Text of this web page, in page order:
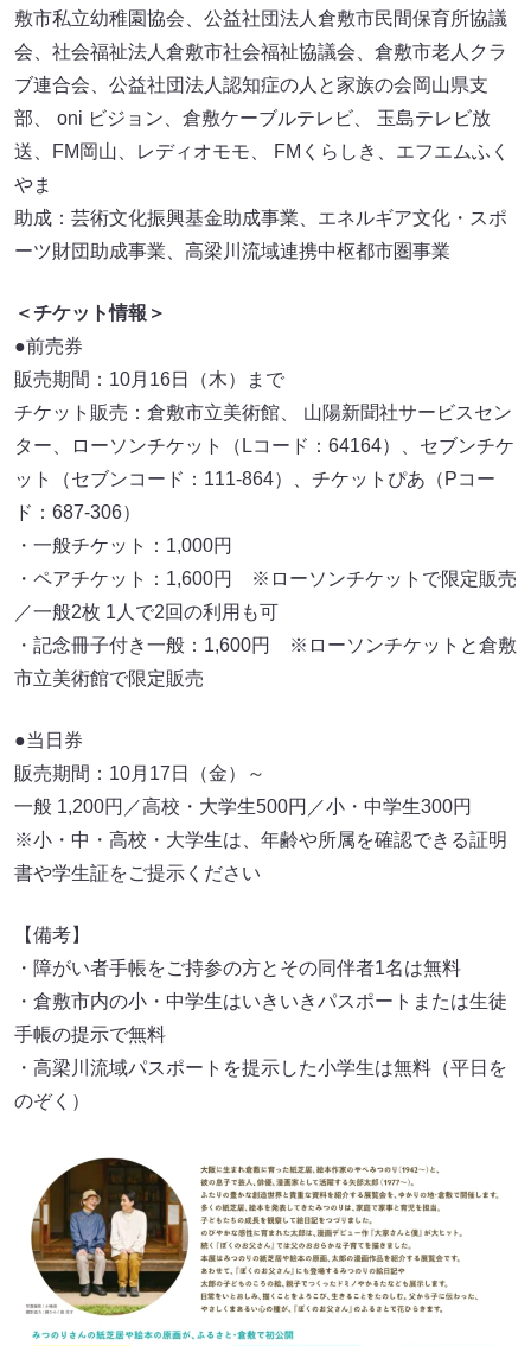
敷市私立幼稚園協会、公益社団法人倉敷市民間保育所協議
会、社会福祉法人倉敷市社会福祉協議会、倉敷市老人クラ
ブ連合会、公益社団法人認知症の人と家族の会岡山県支
部、 oni ビジョン、倉敷ケーブルテレビ、 玉島テレビ放
送、FM岡山、レディオモモ、 FMくらしき、エフエムふく
やま
助成：芸術文化振興基金助成事業、エネルギア文化・スポ
ーツ財団助成事業、高梁川流域連携中枢都市圏事業
＜チケット情報＞
●前売券
販売期間：10月16日（木）まで
チケット販売：倉敷市立美術館、 山陽新聞社サービスセン
ター、ローソンチケット（Lコード：64164）、セブンチケ
ット（セブンコード：111-864）、チケットぴあ（Pコー
ド：687-306）
・一般チケット：1,000円
・ペアチケット：1,600円 ※ローソンチケットで限定販売
／一般2枚 1人で2回の利用も可
・記念冊子付き一般：1,600円 ※ローソンチケットと倉敷
市立美術館で限定販売
●当日券
販売期間：10月17日（金）～
一般 1,200円／高校・大学生500円／小・中学生300円
※小・中・高校・大学生は、年齢や所属を確認できる証明
書や学生証をご提示ください
【備考】
・障がい者手帳をご持参の方とその同伴者1名は無料
・倉敷市内の小・中学生はいきいきパスポートまたは生徒
手帳の提示で無料
・高梁川流域パスポートを提示した小学生は無料（平日を
のぞく）